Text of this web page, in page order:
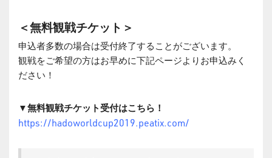
＜無料観戦チケット＞
申込者多数の場合は受付終了することがございます。
観戦をご希望の方はお早めに下記ページよりお申込みく
ださい！
▼無料観戦チケット受付はこちら！
https://hadoworldcup2019.peatix.com/